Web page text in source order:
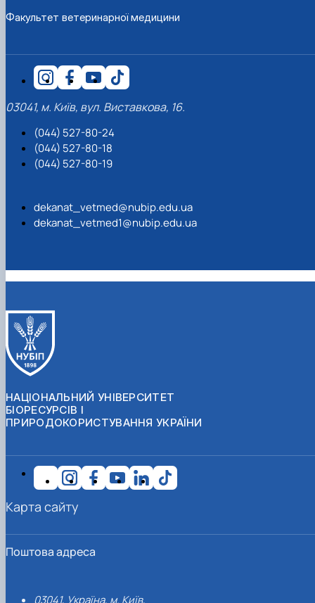
Факультет ветеринарної медицини
03041, м. Київ, вул. Виставкова, 16.
(044) 527-80-24
(044) 527-80-18
(044) 527-80-19
dekanat_vetmed@nubip.edu.ua
dekanat_vetmed1@nubip.edu.ua
НАЦІОНАЛЬНИЙ УНІВЕРСИТЕТ
БІОРЕСУРСІВ І
ПРИРОДОКОРИСТУВАННЯ УКРАЇНИ
Поштова адреса
03041, Україна, м. Київ,
Карта сайту